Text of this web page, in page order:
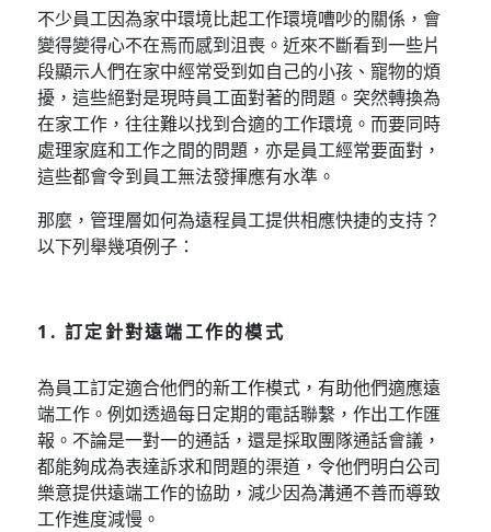
不少員工因為家中環境比起工作環境嘈吵的關係，會
變得變得心不在焉而感到沮喪。近來不斷看到一些片
段顯示人們在家中經常受到如自己的小孩、寵物的煩
擾，這些絕對是現時員工面對著的問題。突然轉換為
在家工作，往往難以找到合適的工作環境。而要同時
處理家庭和工作之間的問題，亦是員工經常要面對，
這些都會令到員工無法發揮應有水準。
那麼，管理層如何為遠程員工提供相應快捷的支持？
以下列舉幾項例子：
1. 訂定針對遠端工作的模式
為員工訂定適合他們的新工作模式，有助他們適應遠
端工作。例如透過每日定期的電話聯繫，作出工作匯
報。不論是一對一的通話，還是採取團隊通話會議，
都能夠成為表達訴求和問題的渠道，令他們明白公司
樂意提供遠端工作的協助，減少因為溝通不善而導致
工作進度減慢。